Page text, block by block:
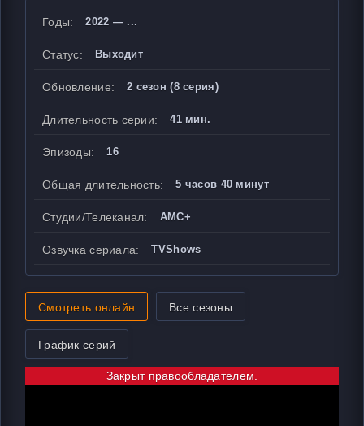
Годы: 2022 — ...
Статус: Выходит
Обновление: 2 сезон (8 серия)
Длительность серии: 41 мин.
Эпизоды: 16
Общая длительность: 5 часов 40 минут
Студии/Телеканал: AMC+
Озвучка сериала: TVShows
Смотреть онлайн Все сезоны
График серий
Закрыт правообладателем.